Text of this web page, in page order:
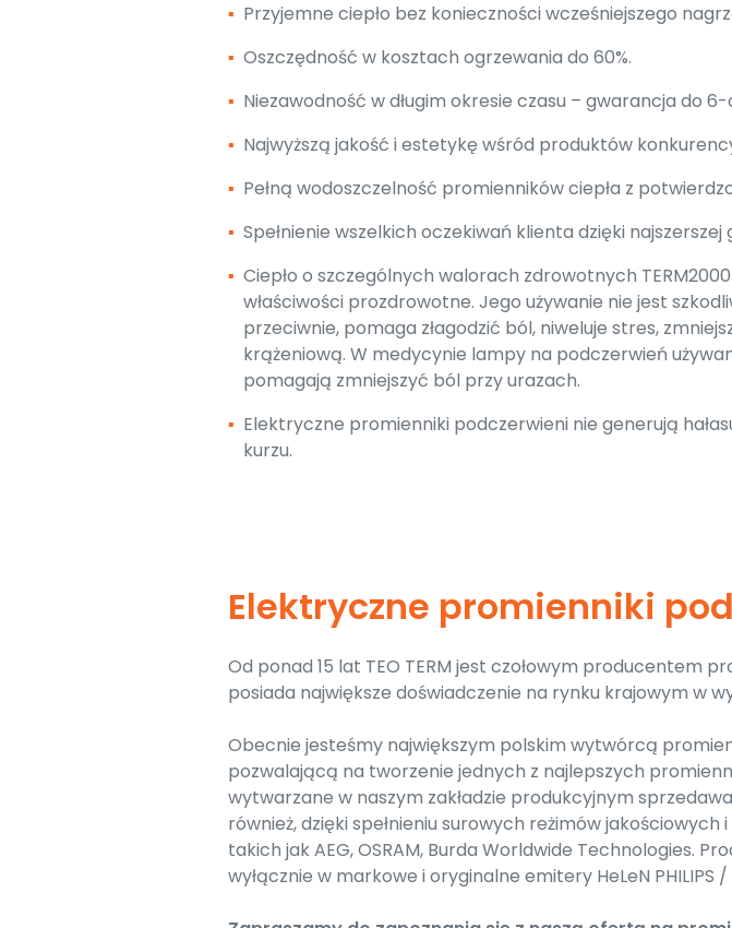
▪ Przyjemne ciepło bez konieczności wcześniejszego
▪ Oszczędność w kosztach ogrzewania do 60%.
▪ Niezawodność w długim okresie czasu – gwarancja do
▪ Najwyższą jakość i estetykę wśród produktów
▪ Pełną wodoszczelność promienników ciepła z
▪ Spełnienie wszelkich oczekiwań klienta dzięki
▪ Ciepło o szczególnych walorach zdrowotnych
właściwości prozdrowotne. Jego używanie nie jest
przeciwnie, pomaga złagodzić ból, niweluje stres,
krążeniową. W medycynie lampy na podczerwień
pomagają zmniejszyć ból przy urazach.
▪ Elektryczne promienniki podczerwieni nie generują
kurzu.
Elektryczne promienniki
Od ponad 15 lat TEO TERM jest czołowym producentem
posiada największe doświadczenie na rynku krajowym w
Obecnie jesteśmy największym polskim wytwórcą
pozwalającą na tworzenie jednych z najlepszych
wytwarzane w naszym zakładzie produkcyjnym
również, dzięki spełnieniu surowych reżimów
takich jak AEG, OSRAM, Burda Worldwide Technologies.
wyłącznie w markowe i oryginalne emitery HeLeN PHILIPS